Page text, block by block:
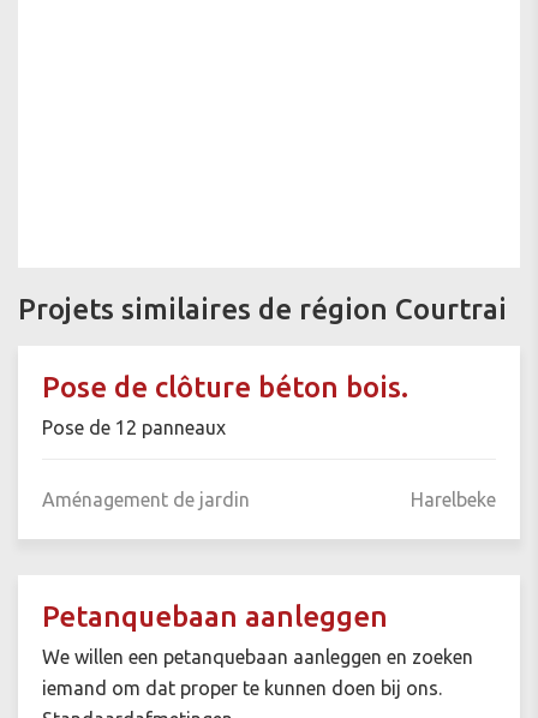
Projets similaires de région Courtrai
Pose de clôture béton bois.
Pose de 12 panneaux
Aménagement de jardin Harelbeke
Petanquebaan aanleggen
We willen een petanquebaan aanleggen en zoeken
iemand om dat proper te kunnen doen bij ons.